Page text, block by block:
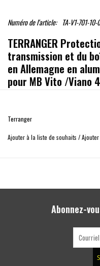
Numéro de l'article: TA-V1-701-
TERRANGER
transmission et du
en Allemagne en
pour MB Vito /Viano
boîtier de transfert
construction très robuste en
Terranger
Ajouter à la liste de souhaits /
Abonnez-